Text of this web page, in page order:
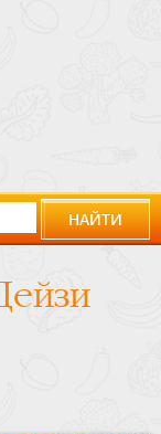
НАЙТИ